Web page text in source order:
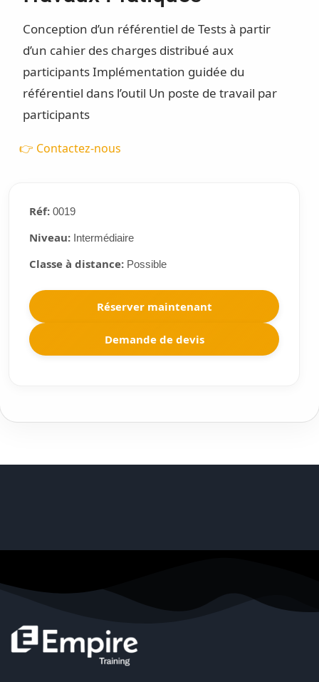
Conception d’un référentiel de Tests à partir
d’un cahier des charges distribué aux
participants Implémentation guidée du
référentiel dans l’outil Un poste de travail par
participants
👉 Contactez-nous
Réf:0019
Niveau:Intermédiaire
Classe à distance:Possible
Réserver maintenant
Demande de devis